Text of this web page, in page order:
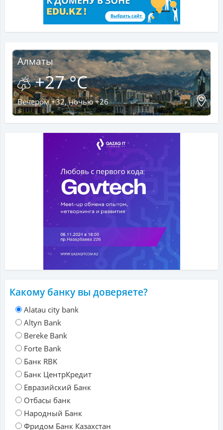
Алматы
+27 °C
Вечером +32, ночью +26
Какому банку вы доверяете?
Alatau city bank
Altyn Bank
Bereke Bank
Forte Bank
Банк RBK
Банк ЦентрКредит
Евразийский Банк
Отбасы банк
Народный Банк
Фридом Банк Казахстан